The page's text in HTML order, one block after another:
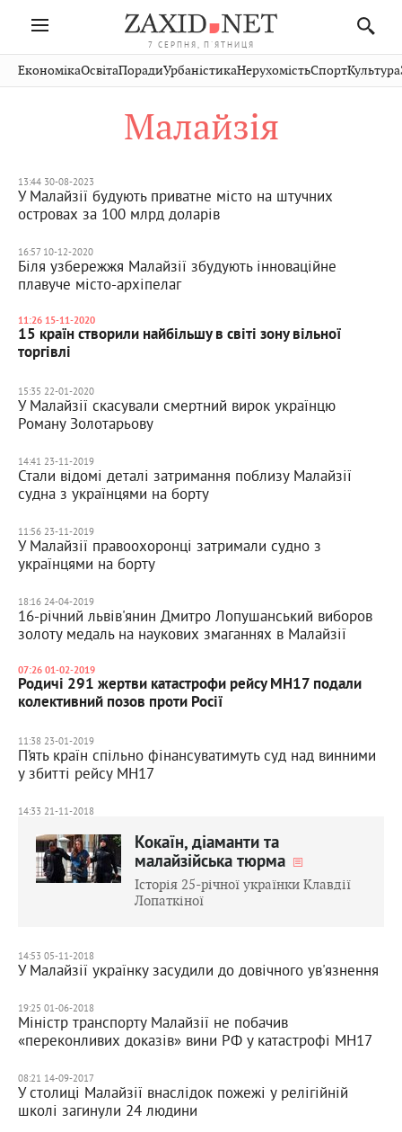
7 СЕРПНЯ, П'ЯТНИЦЯ
Івано-
Франківськ
Рівне
Чернівці
Стрий
Хмельницький
Публікації
Авто СловкоКультура
Кіно Дім
ЕкономікаОсвітаПорадиУрбаністикаНерухомістьСпортКультура
Малайзія
13:44 30-08-2023
У Малайзії будують приватне місто на штучних
островах за 100 млрд доларів
16:57 10-12-2020
Біля узбережжя Малайзії збудують інноваційне
плавуче місто-архіпелаг
11:26 15-11-2020
15 країн створили найбільшу в світі зону вільної
торгівлі
15:35 22-01-2020
У Малайзії скасували смертний вирок українцю
Роману Золотарьову
14:41 23-11-2019
Стали відомі деталі затримання поблизу Малайзії
судна з українцями на борту
11:56 23-11-2019
У Малайзії правоохоронці затримали судно з
українцями на борту
18:16 24-04-2019
16-річний львів'янин Дмитро Лопушанський виборов
золоту медаль на наукових змаганнях в Малайзії
07:26 01-02-2019
Родичі 291 жертви катастрофи рейсу МН17 подали
колективний позов проти Росії
11:38 23-01-2019
П’ять країн спільно фінансуватимуть суд над винними
у збитті рейсу MH17
14:33 21-11-2018
Кокаїн, діаманти та
малайзійська тюрма
Історія 25-річної українки Клавдії
Лопаткіної
14:53 05-11-2018
У Малайзії українку засудили до довічного ув'язнення
19:25 01-06-2018
Міністр транспорту Малайзії не побачив
«переконливих доказів» вини РФ у катастрофі MH17
08:21 14-09-2017
У столиці Малайзії внаслідок пожежі у релігійній
школі загинули 24 людини